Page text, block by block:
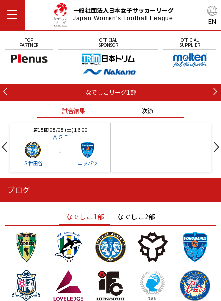
EN
一般社団法人日本女子サッカーリーグ
Japan Women's Football League
TOP
PARTNER
OFFICIAL
SPONSOR
OFFICIAL
SUPPLIER
なでしこリーグ1部
試合結果 次節
第15節 08/08 (土) 16:00
ＡＧＦ
Ｓ世田谷
-
ニッパツ
ニッパツ
ニッパツ 名古屋
石人の星
静岡 愛媛Ｌ
ブログ
なでしこ1部 なでしこ2部